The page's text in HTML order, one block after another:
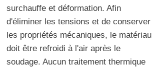
surchauffe et déformation. Afin
d'éliminer les tensions et de conserver
les propriétés mécaniques, le matériau
doit être refroidi à l'air après le
soudage. Aucun traitement thermique